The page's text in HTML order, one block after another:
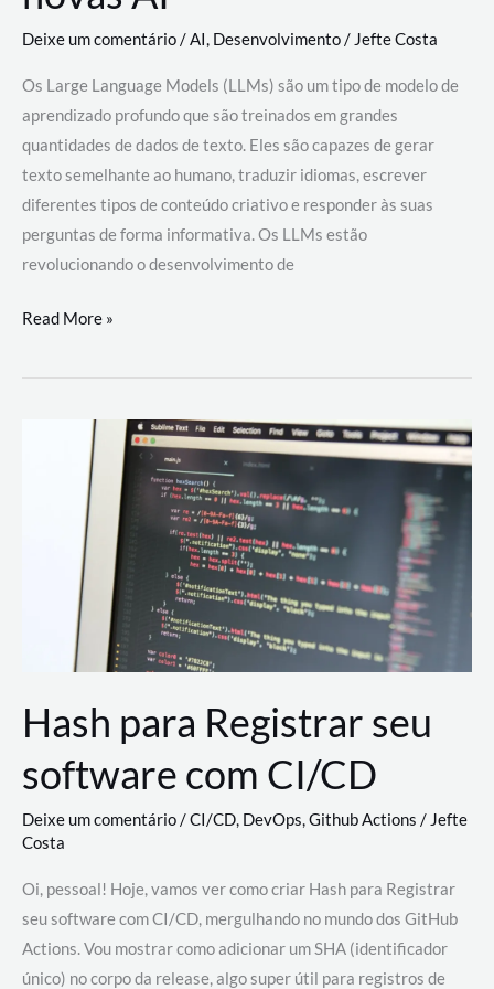
Deixe um comentário/AI, Desenvolvimento/ Jefte Costa
Os Large Language Models (LLMs) são um tipo de modelo de
aprendizado profundo que são treinados em grandes
quantidades de dados de texto. Eles são capazes de gerar
texto semelhante ao humano, traduzir idiomas, escrever
diferentes tipos de conteúdo criativo e responder às suas
perguntas de forma informativa. Os LLMs estão
revolucionando o desenvolvimento de
Large
Models
revolucionando
desenvolvimento
Read More »
Hash para Registrar seu
software com CI/CD
Deixe um comentário/CI/CD, DevOps,Github Actions /Jefte
Costa
Oi, pessoal! Hoje, vamos ver como criar Hash para Registrar
seu software com CI/CD, mergulhando no mundo dos GitHub
Actions. Vou mostrar como adicionar um SHA (identificador
único) no corpo da release, algo super útil para registros de